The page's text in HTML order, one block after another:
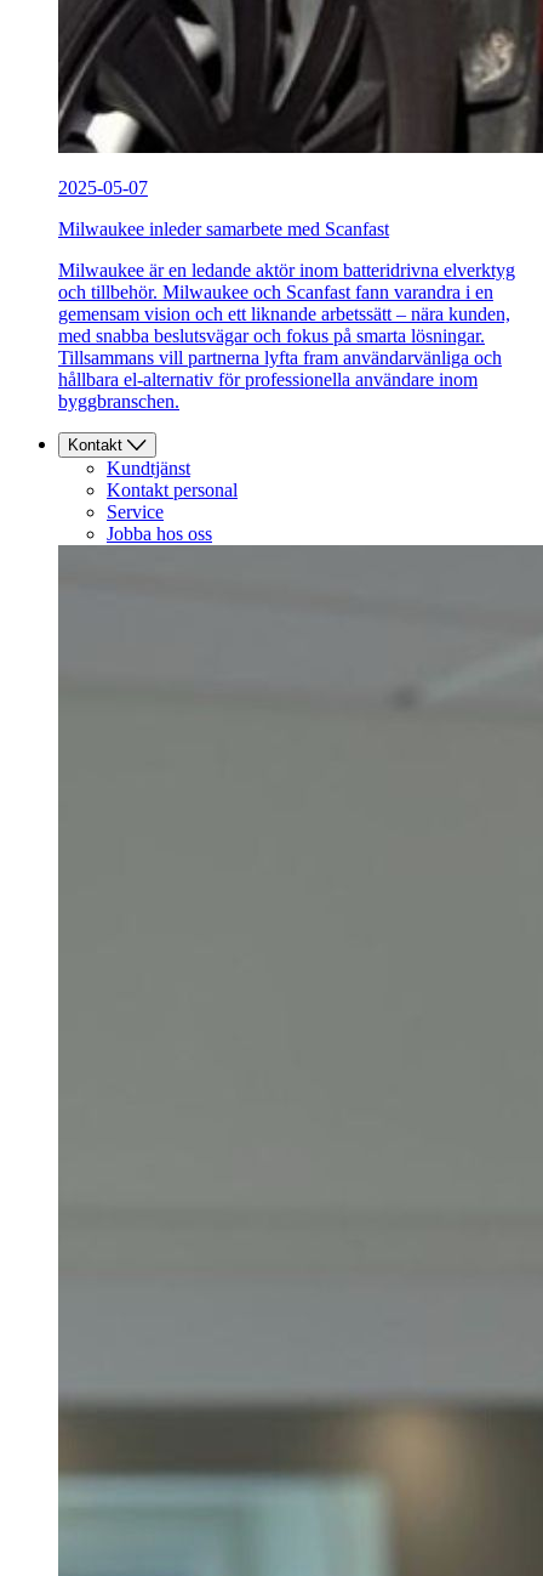
2025-05-07
Milwaukee inleder samarbete med Scanfast
Milwaukee är en ledande aktör inom batteridrivna elverktyg
och tillbehör. Milwaukee och Scanfast fann varandra i en
gemensam vision och ett liknande arbetssätt – nära kunden,
med snabba beslutsvägar och fokus på smarta lösningar.
Tillsammans vill partnerna lyfta fram användarvänliga och
hållbara el-alternativ för professionella användare inom
byggbranschen.
Kontakt
Kundtjänst
Kontakt personal
Service
Jobba hos oss